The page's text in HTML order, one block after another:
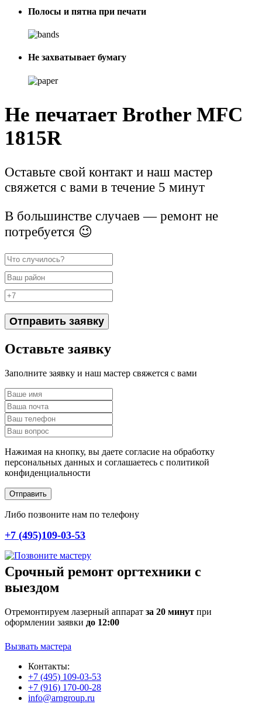
Полосы и пятна при печати
Не захватывает бумагу
Не печатает Brother MFC
1815R
Оставьте свой контакт и наш мастер
свяжется с вами в течение 5 минут
В большинстве случаев — ремонт не
потребуется 😉
Отправить заявку
Оставьте заявку
Заполните заявку и наш мастер свяжется с вами
Нажимая на кнопку, вы даете согласие на обработку
персональных данных и соглашаетесь c политикой
конфиденциальности
Отправить
Либо позвоните нам по телефону
+7 (495)109-03-53
Срочный ремонт оргтехники с
выездом
Отремонтируем лазерный аппарат за 20 минут при
оформлении заявки до 12:00
Вызвать мастера
Контакты:
+7 (495) 109-03-53
+7 (916) 170-00-28
info@arngroup.ru